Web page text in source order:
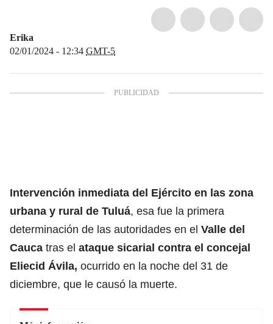
Erika
02/01/2024 - 12:34 GMT-5
Intervención inmediata del Ejército en las zona
urbana y rural de Tuluá, esa fue la primera
determinación de las autoridades en el Valle del
Cauca tras el ataque sicarial contra el concejal
Eliecid Ávila, ocurrido en la noche del 31 de
diciembre, que le causó la muerte.